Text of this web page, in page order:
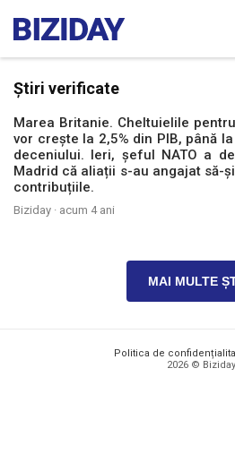
Știri verificate
Marea Britanie. Cheltuielile
vor crește la 2,5% din PIB, până
deceniului. Ieri, șeful NATO a
Madrid că aliații s-au angajat să-
contribuțiile.
Biziday · acum 4 ani
MAI MULTE
Politica de
2026 © Biziday